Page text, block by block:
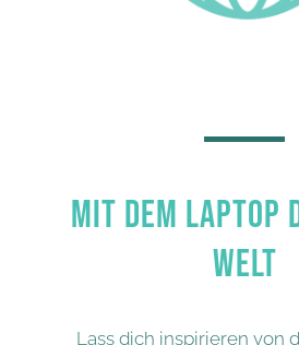
MIT DEM LAPTOP
WELT
Lass dich inspirieren von